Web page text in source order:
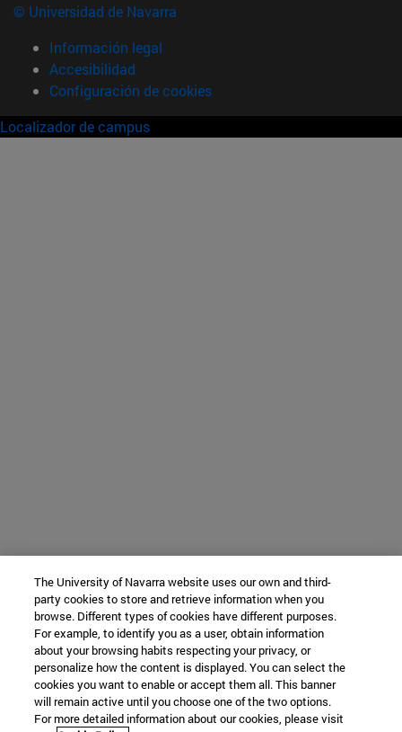
© Universidad de Navarra
Información legal
Accesibilidad
Configuración de cookies
Localizador de campus
The University of Navarra website uses our own and third-
party cookies to store and retrieve information when you
browse. Different types of cookies have different purposes.
For example, to identify you as a user, obtain information
about your browsing habits respecting your privacy, or
personalize how the content is displayed. You can select the
cookies you want to enable or accept them all. This banner
will remain active until you choose one of the two options.
For more detailed information about our cookies, please visit